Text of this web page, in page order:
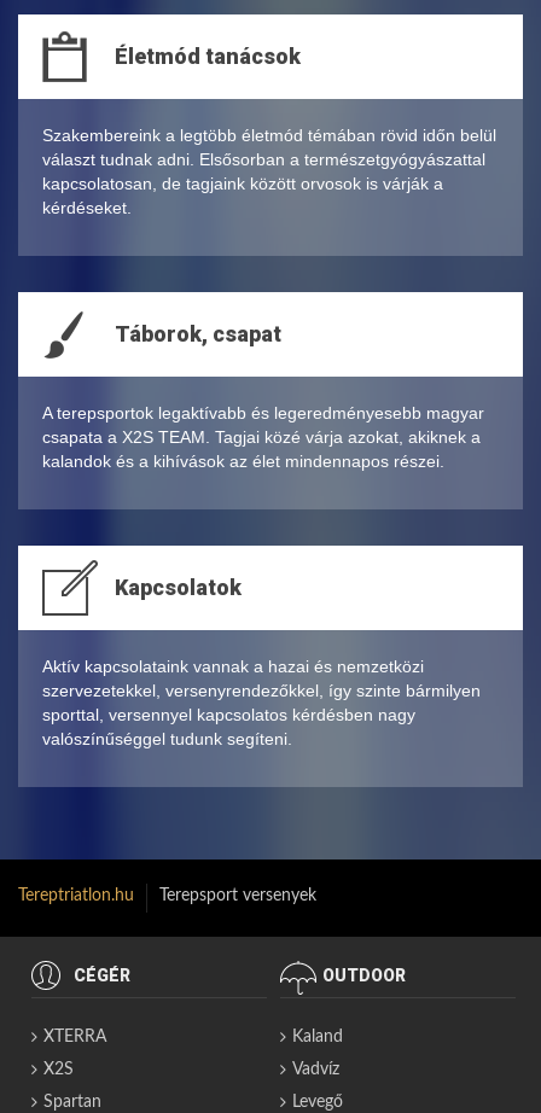
Életmód tanácsok
Szakembereink a legtöbb életmód témában rövid időn belül
választ tudnak adni. Elsősorban a természetgyógyászattal
kapcsolatosan, de tagjaink között orvosok is várják a
kérdéseket.
Táborok, csapat
A terepsportok legaktívabb és legeredményesebb magyar
csapata a X2S TEAM. Tagjai közé várja azokat, akiknek a
kalandok és a kihívások az élet mindennapos részei.
Kapcsolatok
Aktív kapcsolataink vannak a hazai és nemzetközi
szervezetekkel, versenyrendezőkkel, így szinte bármilyen
sporttal, versennyel kapcsolatos kérdésben nagy
valószínűséggel tudunk segíteni.
Tereptriatlon.hu Terepsport versenyek
CÉGÉR
XTERRA
X2S
Spartan
OUTDOOR
Kaland
Vadvíz
Levegő